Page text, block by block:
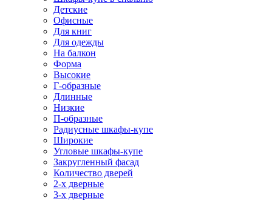
Детские
Офисные
Для книг
Для одежды
На балкон
Форма
Высокие
Г-образные
Длинные
Низкие
П-образные
Радиусные шкафы-купе
Широкие
Угловые шкафы-купе
Закругленный фасад
Количество дверей
2-х дверные
3-х дверные